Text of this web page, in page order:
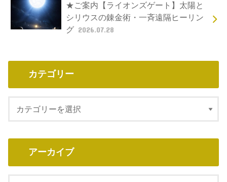
★ご案内【ライオンズゲート】太陽と
シリウスの錬金術・一斉遠隔ヒーリン
グ 2026.07.28
カテゴリー
アーカイブ